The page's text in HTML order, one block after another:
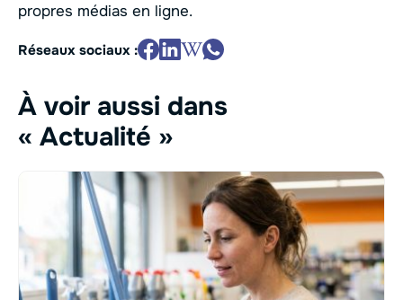
propres médias en ligne.
Réseaux sociaux :
À voir aussi dans
« Actualité »